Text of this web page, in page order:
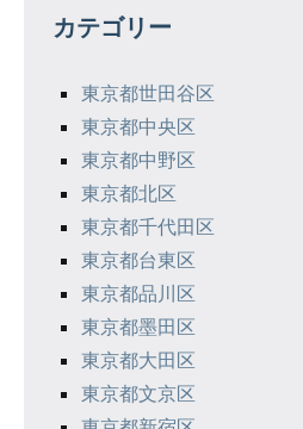
ー
カテゴリー
東京都世田谷区
東京都中央区
東京都中野区
東京都北区
東京都千代田区
東京都台東区
東京都品川区
東京都墨田区
東京都大田区
東京都文京区